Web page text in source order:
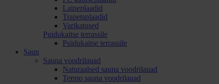
Laineplaadid
Trapetsplaadid
Varikatused
Puidukaitse terrassile
Puidukaitse terrassile
Saun
Sauna voodrilauad
Naturaalsed sauna voodrilauad
Termo sauna voodrilauad